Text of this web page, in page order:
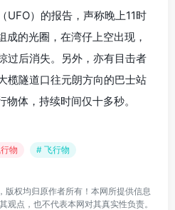
UFO）的报告，声称晚上11时
的光圈，在湾仔上空出现，
过后消失。另外，亦有目击者
榄隧道口往元朗方向的巴士站
体，持续时间仅十多秒。
物 # 飞行物
版权均归原作者所有！本网所提供信息
观点，也不代表本网对其真实性负责。